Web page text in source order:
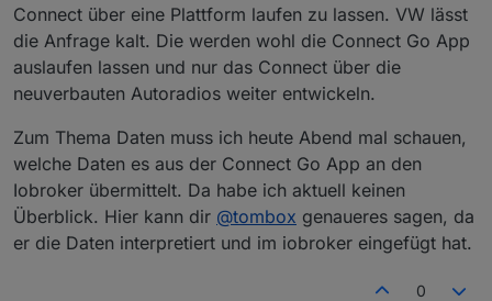
Connect über eine Plattform laufen zu lassen. VW lässt
die Anfrage kalt. Die werden wohl die Connect Go App
auslaufen lassen und nur das Connect über die
neuverbauten Autoradios weiter entwickeln.
Zum Thema Daten muss ich heute Abend mal schauen,
welche Daten es aus der Connect Go App an den
Iobroker übermittelt. Da habe ich aktuell keinen
Überblick. Hier kann dir @tombox genaueres sagen, da
er die Daten interpretiert und im iobroker eingefügt hat.
0